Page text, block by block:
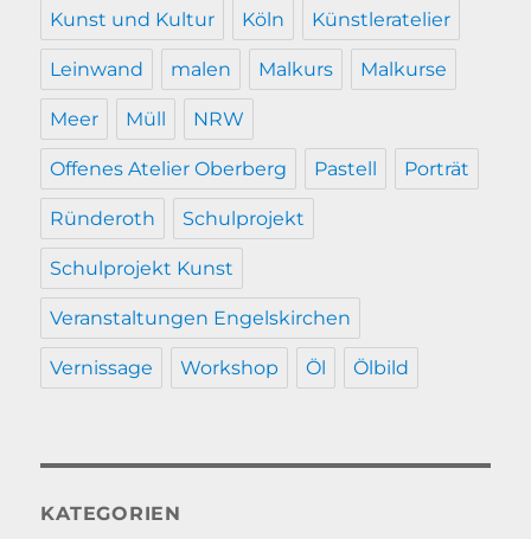
Kunst und Kultur Köln Künstleratelier
Leinwand malen Malkurs Malkurse
Meer Müll NRW
Offenes Atelier Oberberg Pastell Porträt
Ründeroth Schulprojekt
Schulprojekt Kunst
Veranstaltungen Engelskirchen
Vernissage Workshop Öl Ölbild
KATEGORIEN